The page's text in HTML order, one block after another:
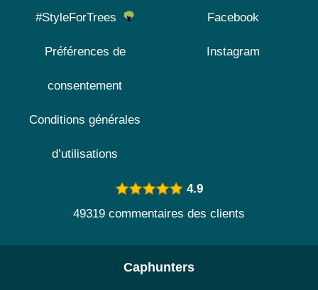
#StyleForTrees
Préférences de
consentement
Conditions générales
d’utilisations
Facebook
Instagram
4.9
49319 commentaires des clients
Caphunters